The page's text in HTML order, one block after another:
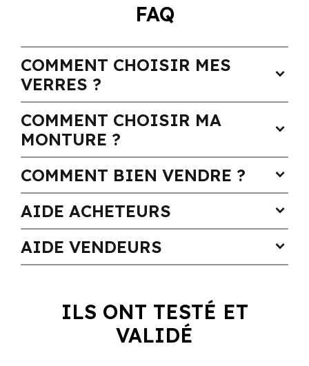
FAQ
COMMENT CHOISIR MES
VERRES ?
expand_more
COMMENT CHOISIR MA
MONTURE ?
expand_more
COMMENT BIEN VENDRE ? expand_more
AIDE ACHETEURS expand_more
AIDE VENDEURS expand_more
ILS ONT TESTÉ ET
VALIDÉ